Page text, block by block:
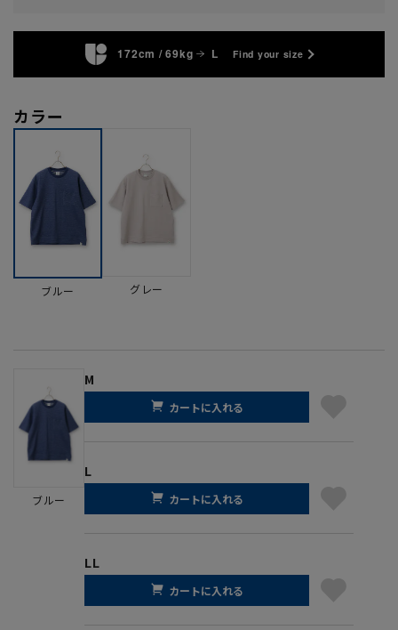
172cm / 69kg L Find your size
カラー
ブルー グレー
ブルー
M
カートに入れる
L
カートに入れる
LL
カートに入れる